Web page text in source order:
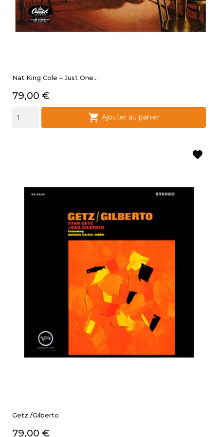
Nat King Cole ‎– Just One...
Prix
79,00 €
 Ajouter au panier
Getz /Gilberto
Prix
79,00 €
favorite